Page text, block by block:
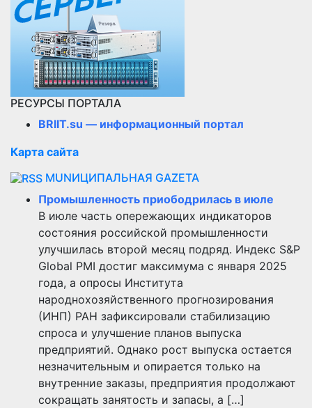
РЕСУРСЫ ПОРТАЛА
BRIIT.su — информационный портал
Карта сайта
MUNИЦИПАЛЬНАЯ GAZЕТА
Промышленность приободрилась в июле
В июле часть опережающих индикаторов
состояния российской промышленности
улучшилась второй месяц подряд. Индекс S&P
Global PMI достиг максимума с января 2025
года, а опросы Института
народнохозяйственного прогнозирования
(ИНП) РАН зафиксировали стабилизацию
спроса и улучшение планов выпуска
предприятий. Однако рост выпуска остается
незначительным и опирается только на
внутренние заказы, предприятия продолжают
сокращать занятость и запасы, а […]